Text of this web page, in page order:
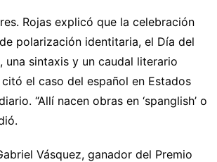
Rojas explicó que la celebración
polarización identitaria, el Día del
sintaxis y un caudal literario
el caso del español en Estados
“Allí nacen obras en ‘spanglish’ o
Vásquez, ganador del Premio